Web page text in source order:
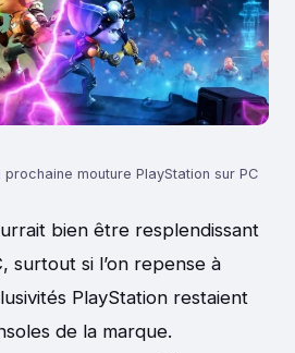
mouture PlayStation sur PC
bien être resplendissant
surtout si l’on repense à
PlayStation restaient
de la marque.